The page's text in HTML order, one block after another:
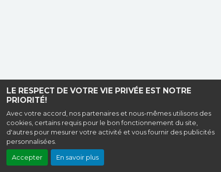
LE RESPECT DE VOTRE VIE PRIVÉE EST NOTRE
PRIORITÉ!
Avec votre accord, nos partenaires et nous-mêmes utilisons des
cookies, certains requis pour le bon fonctionnement du site,
d'autres pour mesurer votre activité et vous fournir des publicités
personnalisées.
Accepter En savoir plus